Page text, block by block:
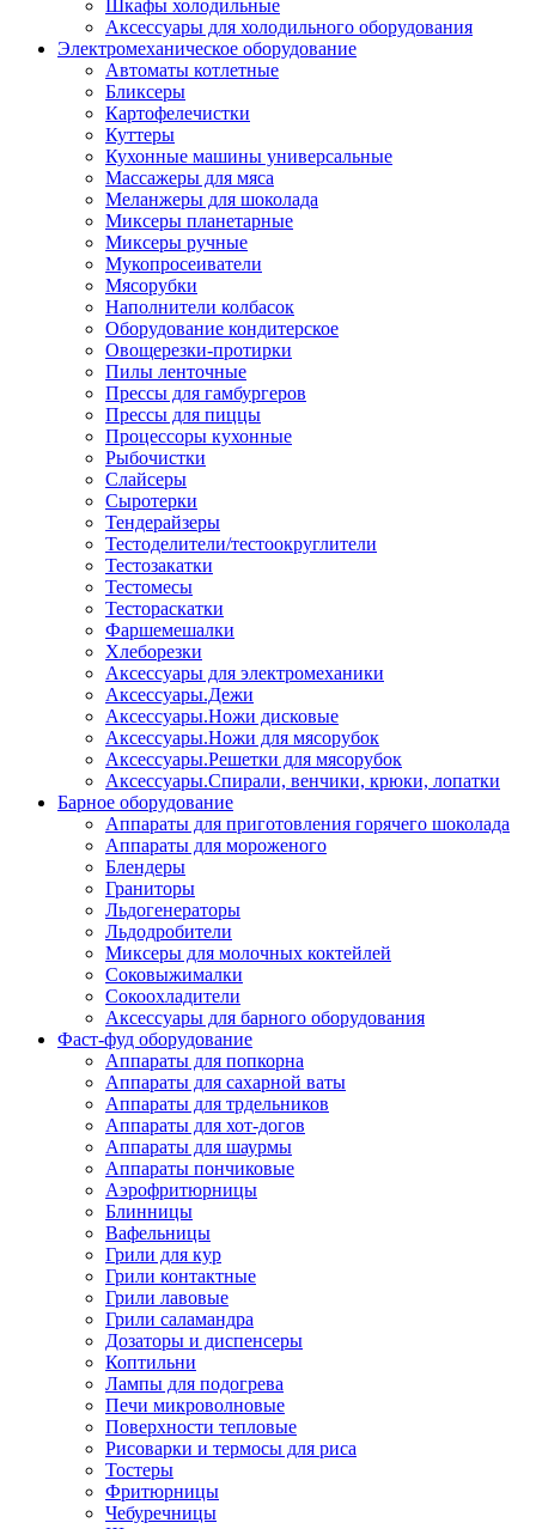
Шкафы холодильные
Аксессуары для холодильного оборудования
Электромеханическое оборудование
Автоматы котлетные
Бликсеры
Картофелечистки
Куттеры
Кухонные машины универсальные
Массажеры для мяса
Меланжеры для шоколада
Миксеры планетарные
Миксеры ручные
Мукопросеиватели
Мясорубки
Наполнители колбасок
Оборудование кондитерское
Овощерезки-протирки
Пилы ленточные
Прессы для гамбургеров
Прессы для пиццы
Процессоры кухонные
Рыбочистки
Слайсеры
Сыротерки
Тендерайзеры
Тестоделители/тестоокруглители
Тестозакатки
Тестомесы
Тестораскатки
Фаршемешалки
Хлеборезки
Аксессуары для электромеханики
Аксессуары.Дежи
Аксессуары.Ножи дисковые
Аксессуары.Ножи для мясорубок
Аксессуары.Решетки для мясорубок
Аксессуары.Спирали, венчики, крюки, лопатки
Барное оборудование
Аппараты для приготовления горячего шоколада
Аппараты для мороженого
Блендеры
Граниторы
Льдогенераторы
Льдодробители
Миксеры для молочных коктейлей
Соковыжималки
Сокоохладители
Аксессуары для барного оборудования
Фаст-фуд оборудование
Аппараты для попкорна
Аппараты для сахарной ваты
Аппараты для трдельников
Аппараты для хот-догов
Аппараты для шаурмы
Аппараты пончиковые
Аэрофритюрницы
Блинницы
Вафельницы
Грили для кур
Грили контактные
Грили лавовые
Грили саламандра
Дозаторы и диспенсеры
Коптильни
Лампы для подогрева
Печи микроволновые
Поверхности тепловые
Рисоварки и термосы для риса
Тостеры
Фритюрницы
Чебуречницы